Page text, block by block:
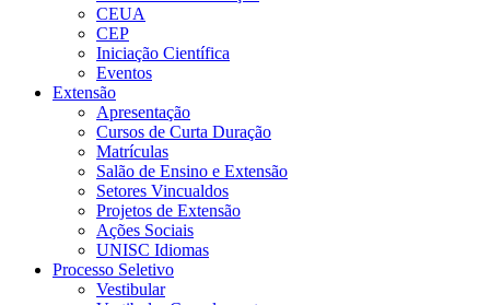
CEUA
CEP
Iniciação Científica
Eventos
Extensão
Apresentação
Cursos de Curta Duração
Matrículas
Salão de Ensino e Extensão
Setores Vincualdos
Projetos de Extensão
Ações Sociais
UNISC Idiomas
Processo Seletivo
Vestibular